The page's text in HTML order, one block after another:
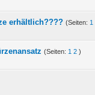
erhältlich???? (Seiten: 1
(Seiten: 1 2 )